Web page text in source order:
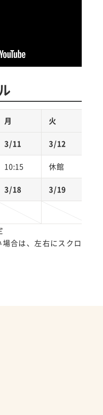
月 火
3/11 3/12
10:15 休館
3/18 3/19
合は、左右にスクロ